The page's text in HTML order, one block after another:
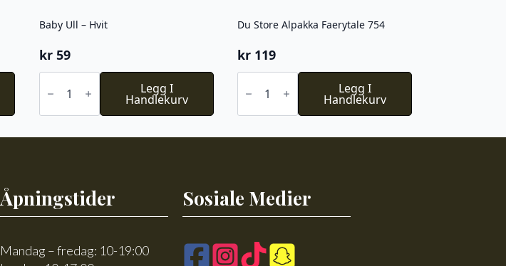
Baby Ull – Hvit
kr59
Baby
Hvit
Legg I
Handlekurv
Du Store Alpakka Faerytale 754
kr 119
Du
Store
Alpakka
Faerytale
antall
Legg I
Handlekurv
Åpningstider
Mandag – fredag: 10-19:00
Sosiale Medier